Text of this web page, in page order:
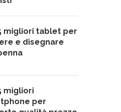
migliori tablet per
e disegnare
migliori
per